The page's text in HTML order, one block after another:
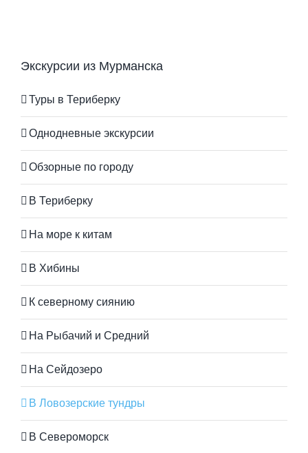
Экскурсии из Мурманска
Туры в Териберку
Однодневные экскурсии
Обзорные по городу
В Териберку
На море к китам
В Хибины
К северному сиянию
На Рыбачий и Средний
На Сейдозеро
В Ловозерские тундры
В Североморск